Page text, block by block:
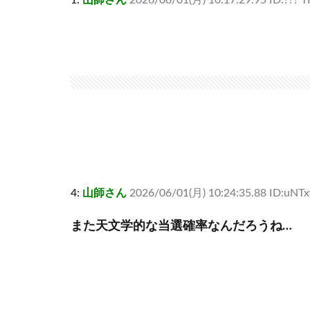
4: 山師さん 2026/06/01(月) 10:24:35.88
また天文学的な当選確率なんだろうね…